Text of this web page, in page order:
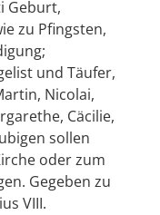
Geburt,
zu Pfingsten,
und Täufer,
Nicolai,
Cäcilie,
sollen
oder zum
Gegeben zu
VIII.